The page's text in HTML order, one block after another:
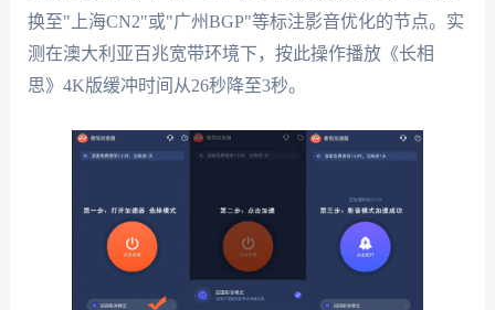
换至"上海CN2"或"广州BGP"等标注影音优化的节点。实
测在澳大利亚百兆宽带环境下，按此操作播放《长相
思》4K版缓冲时间从26秒降至3秒。